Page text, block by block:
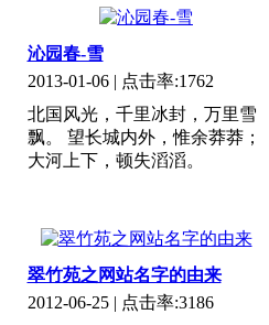
沁园春-雪
2013-01-06| 点击率:1762
北国风光，千里冰封，万里雪
飘。 望长城内外，惟余莽莽；
大河上下，顿失滔滔。
翠竹苑之网站名字的由来
2012-06-25| 点击率:3186